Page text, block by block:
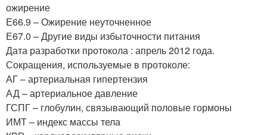
ожирение
Е66.9 – Ожирение неуточненное
Е67.0 – Другие виды избыточности питания
Дата разработки протокола : апрель 2012 года.
Сокращения, используемые в протоколе:
АГ – артериальная гипертензия
АД – артериальное давление
ГСПГ – глобулин, связывающий половые гормоны
ИМТ – индекс массы тела